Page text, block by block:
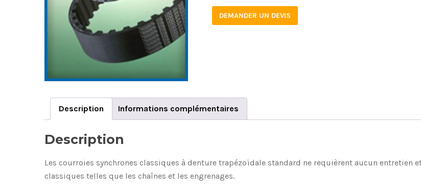
075
STBDEMANDER UN DEVIS
Description Informations complémentaires
Description
Les courroies synchrones classiques à denture trapézoïdale standard ne requièrent aucun entretien
classiques telles que les chaînes et les engrenages.